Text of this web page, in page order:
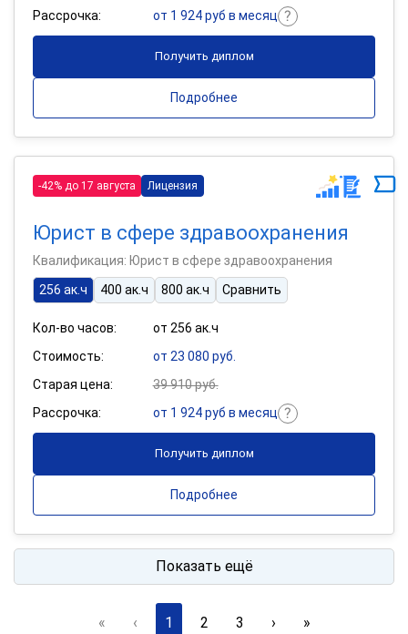
Рассрочка:
от 1 924 руб в месяц
Получить диплом
Подробнее
-42% до 17 августа Лицензия
Юрист в сфере здравоохранения
Квалификация: Юрист в сфере здравоохранения
256 ак.ч
400 ак.ч 800 ак.ч Сравнить
Кол-во часов:
от 256 ак.ч
Стоимость:
от 23 080 руб.
Старая цена:
39 910 руб.
Рассрочка:
от 1 924 руб в месяц
Получить диплом
Подробнее
Показать ещё
« ‹ 1 2 3 › »